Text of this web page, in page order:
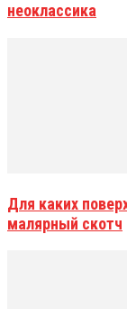
неоклассика
Для каких
малярный скотч